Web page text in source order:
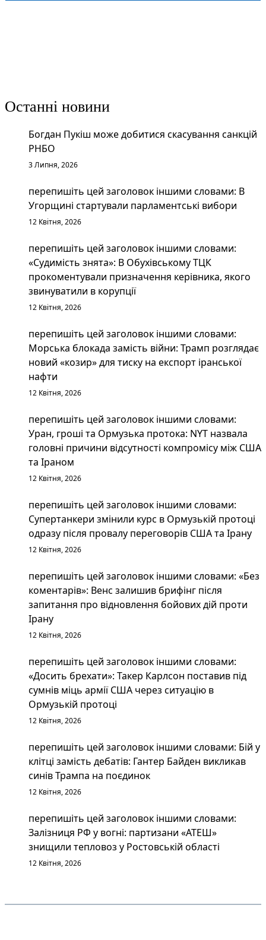
Останні новини
Богдан Пукіш може добитися скасування санкцій
РНБО
3 Липня, 2026
перепишіть цей заголовок іншими словами: В
Угорщині стартували парламентські вибори
12 Квітня, 2026
перепишіть цей заголовок іншими словами:
«Судимість знята»: В Обухівському ТЦК
прокоментували призначення керівника, якого
звинуватили в корупції
12 Квітня, 2026
перепишіть цей заголовок іншими словами:
Морська блокада замість війни: Трамп розглядає
новий «козир» для тиску на експорт іранської
нафти
12 Квітня, 2026
перепишіть цей заголовок іншими словами:
Уран, гроші та Ормузька протока: NYT назвала
головні причини відсутності компромісу між США
та Іраном
12 Квітня, 2026
перепишіть цей заголовок іншими словами:
Супертанкери змінили курс в Ормузькій протоці
одразу після провалу переговорів США та Ірану
12 Квітня, 2026
перепишіть цей заголовок іншими словами: «Без
коментарів»: Венс залишив брифінг після
запитання про відновлення бойових дій проти
Ірану
12 Квітня, 2026
перепишіть цей заголовок іншими словами:
«Досить брехати»: Такер Карлсон поставив під
сумнів міць армії США через ситуацію в
Ормузькій протоці
12 Квітня, 2026
перепишіть цей заголовок іншими словами: Бій у
клітці замість дебатів: Гантер Байден викликав
синів Трампа на поєдинок
12 Квітня, 2026
перепишіть цей заголовок іншими словами:
Залізниця РФ у вогні: партизани «АТЕШ»
знищили тепловоз у Ростовській області
12 Квітня, 2026